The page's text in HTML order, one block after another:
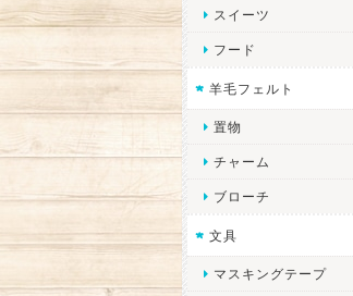
スイーツ
フード
羊毛フェルト
置物
チャーム
ブローチ
文具
マスキングテープ